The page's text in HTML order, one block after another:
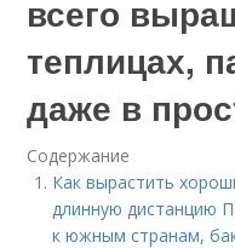
всего
теплицах,
даже в
Содержание
Как вырастить
длинную дистанцию
к южным странам,